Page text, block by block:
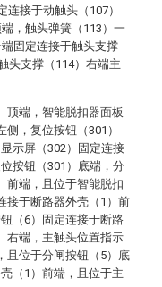
连接于动触头（107）
，触头弹簧（113）一
固定连接于触头支撑
头支撑（114）右端主
顶端，智能脱扣器面板
侧，复位按钮（301）
示屏（302）固定连接
按钮（301）底端，分
前端，且位于智能脱扣
接于断路器外壳（1）前
（6）固定连接于断路
右端，主触头位置指示
且位于分闸按钮（5）底
（1）前端，且位于主